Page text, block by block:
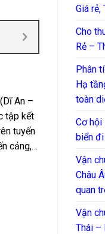
An –
tập kết
tuyến
cảng,…
Giá
Cho
Rẻ –
Phân
Hạ
toàn
Cơ hội
biển đi
Vận
Châu
quan
Vận
Thái –